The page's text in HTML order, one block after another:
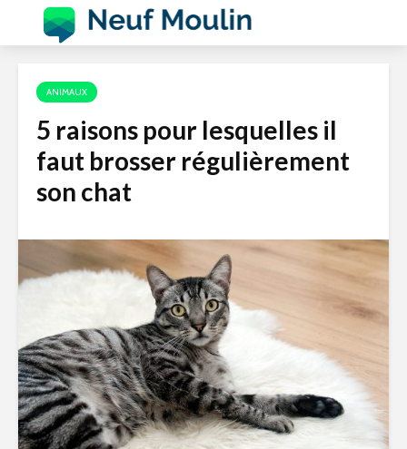
ANIMAUX
5 raisons pour lesquelles il
faut brosser régulièrement
son chat